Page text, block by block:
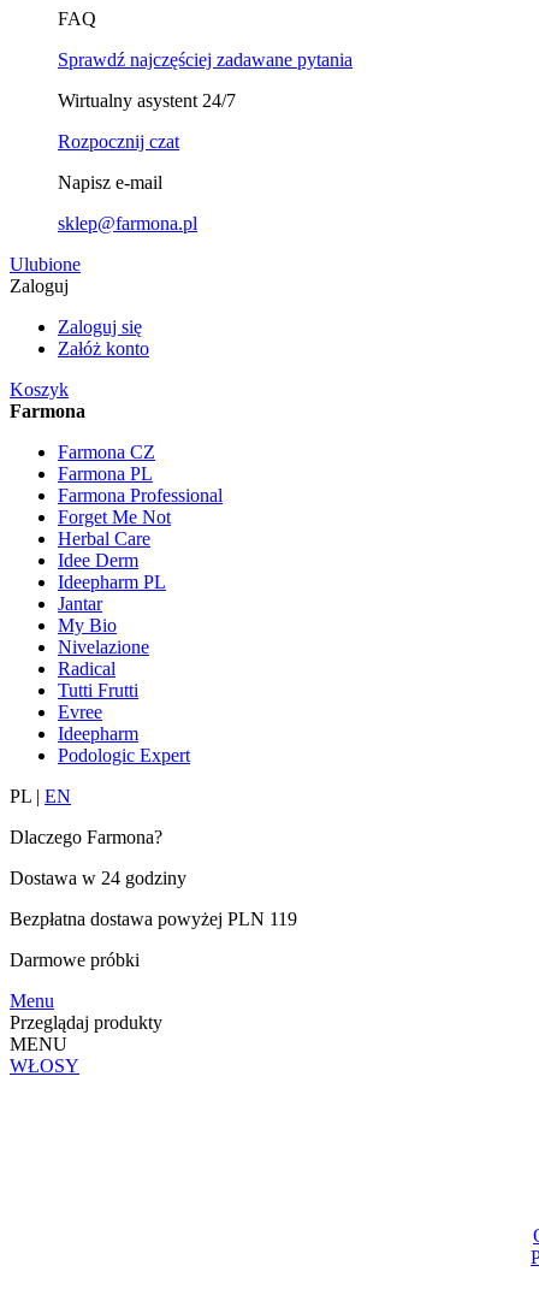
FAQ
Sprawdź najczęściej zadawane pytania
Wirtualny asystent 24/7
Rozpocznij czat
Napisz e-mail
sklep@farmona.pl
Ulubione
Zaloguj
Zaloguj się
Załóż konto
Koszyk
Farmona
Farmona CZ
Farmona PL
Farmona Professional
Forget Me Not
Herbal Care
Idee Derm
Ideepharm PL
Jantar
My Bio
Nivelazione
Radical
Tutti Frutti
Evree
Ideepharm
Podologic Expert
PL | EN
Dlaczego Farmona?
Dostawa w 24 godziny
Bezpłatna dostawa powyżej PLN 119
Darmowe próbki
Menu
Przeglądaj produkty
MENU
WŁOSY